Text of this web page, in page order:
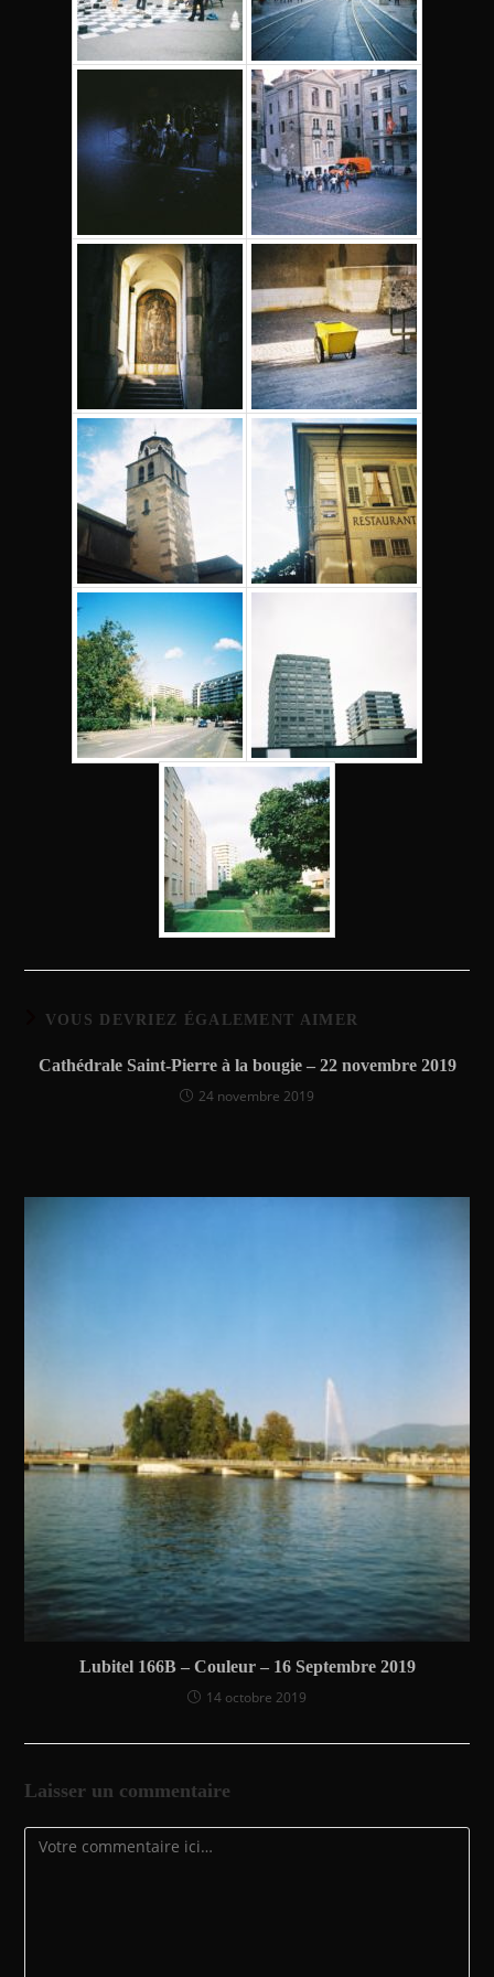
VOUS DEVRIEZ ÉGALEMENT AIMER
Cathédrale Saint-Pierre à la bougie – 22 novembre 2019
24 novembre 2019
Lubitel 166B – Couleur – 16 Septembre 2019
14 octobre 2019
Laisser un commentaire
Comment